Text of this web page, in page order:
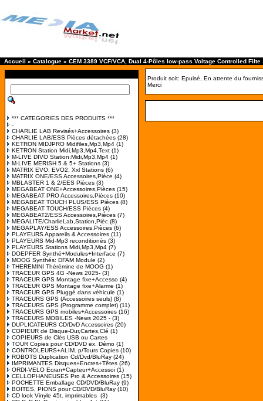
Accueil » Catalogue » CEM 3389 VCF/VCA, Dual 4-Pôles low-pass Voltage Controlled Filte
*** CATEGORIES DES PRODUITS ***
-
CHARLIE LAB Revisés+Accessoires (3)
CHARLIE LAB/ESS Pièces détachées (28)
KETRON MIDJPRO Midifiles,Mp3,Mp4 (1)
KETRON Station Midi,Mp3,Mp4,Text (1)
M-LIVE DIVO Station:Midi,Mp3,Mp4 (1)
M-LIVE MERISH 5 & 5+ Stations (3)
MATRIX EVO, EVO2, Xxl Stations (6)
MATRIX ONE/ESS Accessoires,Pièce (4)
MBLASTER 1 & 2/EES Pièces (3)
MEGABEAT ONE+Accessoires,Pièces (15)
MEGABEAT PRO Accessoires,Pièces (10)
MEGABEAT TOUCH PLUS/ESS Pièces (8)
MEGABEAT TOUCH/ESS Pièces (4)
MEGABEAT2/ESS Accessoires,Pièces (7)
MEGALITE/CharlieLab,Station,Pièc (8)
MEGAPLAY/ESS Accessoires,Pièces (6)
PLAYEURS Appareils & Accessoires (11)
PLAYEURS Mid-Mp3 reconditionés (3)
PLAYEURS Stations Midi,Mp3,Mp4 (7)
DOEPFER Synthé+Modules+Interface (7)
MOOG Synthés: DFAM Module (2)
THEREMINI Thérémine de MOOG (1)
TRACEUR GPS 4G -News 2025- (3)
TRACEUR GPS Montage fixe+Accesso (4)
TRACEUR GPS Montage fixe+Alarme (1)
TRACEUR GPS Pluggé dans véhicule (1)
TRACEURS GPS (Accessoires seuls) (8)
TRACEURS GPS (Programme complet) (11)
TRACEURS GPS mobiles+Accessoires (16)
TRACEURS MOBILES -News 2025 - (3)
DUPLICATEURS CD/DvD Accessoires (20)
COPIEUR de Disque-Dur,Cartes,Clé (1)
COPIEURS de Clés USB ou Cartes
TOUR Copies pour CD/DVD ex. Démo (1)
CONTROLEURS+ALIM. p/Tours Copies (10)
ROBOTS Duplication Cd/Dvd/BluRay (24)
IMPRIMANTES Disques+Encres+Têtes (26)
ORDI-VELO Ecran+Capteur+Accessoi (1)
CELLOPHANEUSES Pro & Accessoires (15)
POCHETTE Emballage CD/DVD/BluRay (9)
BOITES, PIONS pour CD/DVD/BluRay (10)
CD look Vinyle 45t. imprimables (3)
Produit soit: Epuisé, En attente du
Merci